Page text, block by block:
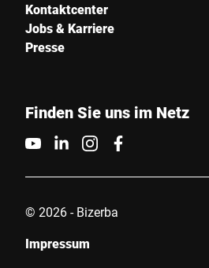
Kontaktcenter
Jobs & Karriere
Presse
Finden Sie uns im Netz
© 2026 - Bizerba
Impressum